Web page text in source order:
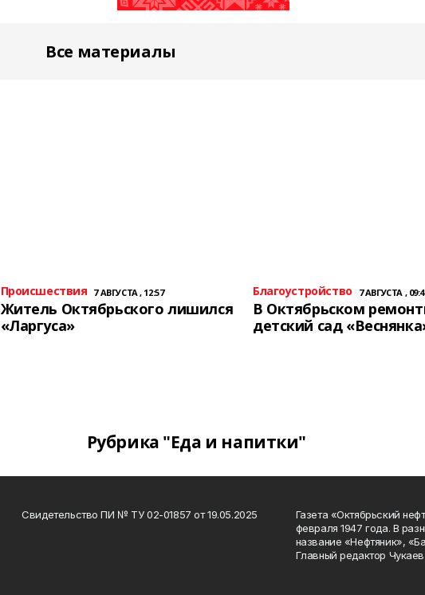
Все материалы
Происшествия 7 АВГУСТА , 12:57
Житель Октябрьского лишился
«Ларгуса»
Благоустройство 7 АВГУСТА ,
В Октябрьском
детский сад
Рубрика "Еда и напитки"
Свидетельство ПИ № ТУ 02-01857 от 19.05.2025
Газета «Октябрьский
февраля 1947 года. В
название «Нефтяник»,
Главный редактор